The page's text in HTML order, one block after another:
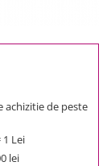
achizitie de peste
Lei
lei